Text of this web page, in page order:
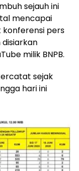
sejauh ini
mencapai
konferensi pers
disiarkan
milik BNPB.
sejak
hari ini